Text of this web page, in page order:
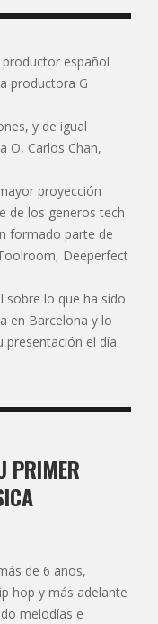
español
productora G
y de igual
O, Carlos Chan,
proyección
de los generos tech
formado parte de
Deeperfect
sobre lo que ha sido
en Barcelona y lo
presentación el día
PRIMER
de 6 años,
hop y más adelante
melodías e